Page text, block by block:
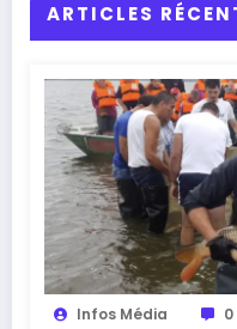
ARTICLES
Infos Média 0